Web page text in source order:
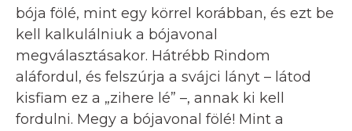
bója fölé, mint egy körrel korábban, és ezt be
kell kalkulálniuk a bójavonal
megválasztásakor. Hátrébb Rindom
aláfordul, és felszúrja a svájci lányt – látod
kisfiam ez a „zihere lé” –, annak ki kell
fordulni. Megy a bójavonal fölé! Mint a